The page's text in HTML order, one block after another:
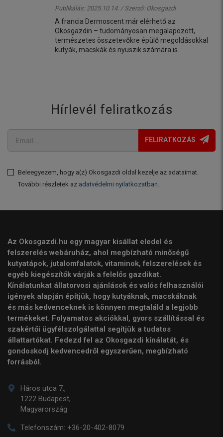
Publikálás: 2025.10.14. / Szerző: Okosgazdi
A francia Dermoscent már elérhető az
Okosgazdin – tudományosan megalapozott,
természetes összetevőkre épülő megoldásokkal
kutyák, macskák és nyuszik számára is.
Hírlevél feliratkozás
FELIRATKOZÁS
Beleegyezem, hogy a(z) Okosgazdi oldal kezelje az adataimat.
További részletek az adatvédelmi nyilatkozatban.
Az Okosgazdi.hu egy magyar kisállat eledel és
felszerelés webáruház, ahol megbízható minőségű
kutyatápok, jutalomfalatok, vitaminok, felszerelések és
egyéb kiegészítők várják a felelős gazdikat.
Kínálatunkat állatorvosi ajánlások és valós felhasználói
igények alapján építjük, hogy kutyáknak, macskáknak
és más kedvenceknek is könnyen megtaláld a legjobb
termékeket. Folyamatos akciókkal, gyors szállítással és
szakértői ügyfélszolgálattal segítjük a tudatos
állattartókat. Fedezd fel az Okosgazdi kínálatát, és
gondoskodj kedvencedről egyszerűen, megbízható
forrásból.
Háros utca 7.,
1222 Budapest,
Magyarország
Telefonszám: +36-20-402-8079